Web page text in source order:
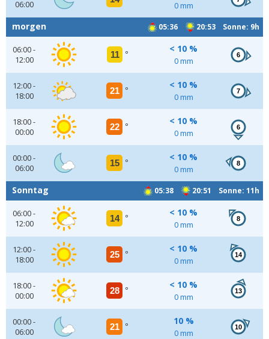
06:00
0 mm
05:36 20:53 Sonne: 9h
morgen
06:00 -
12:00
11 °
< 10 %
0 mm
6
12:00 -
18:00
21 °
< 10 %
0 mm
7
18:00 -
00:00
22 °
< 10 %
0 mm
6
00:00 -
06:00
15 °
< 10 %
0 mm
8
05:38 20:51 Sonne: 11h
Sonntag
06:00 -
12:00
14 °
< 10 %
0 mm
8
12:00 -
18:00
25 °
< 10 %
0 mm
14
18:00 -
00:00
28 °
< 10 %
0 mm
13
00:00 -
06:00
21 °
10 %
0 mm
10